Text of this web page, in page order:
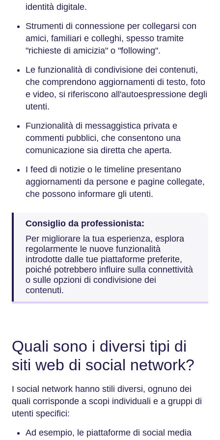
identità digitale.
Strumenti di connessione per collegarsi con
amici, familiari e colleghi, spesso tramite
"richieste di amicizia" o "following".
Le funzionalità di condivisione dei contenuti,
che comprendono aggiornamenti di testo, foto
e video, si riferiscono all'autoespressione degli
utenti.
Funzionalità di messaggistica privata e
commenti pubblici, che consentono una
comunicazione sia diretta che aperta.
I feed di notizie o le timeline presentano
aggiornamenti da persone e pagine collegate,
che possono informare gli utenti.
Consiglio da professionista:
Per migliorare la tua esperienza, esplora
regolarmente le nuove funzionalità
introdotte dalle tue piattaforme preferite,
poiché potrebbero influire sulla connettività
o sulle opzioni di condivisione dei
contenuti.
Quali sono i diversi tipi di
siti web di social network?
I social network hanno stili diversi, ognuno dei
quali corrisponde a scopi individuali e a gruppi di
utenti specifici:
Ad esempio, le piattaforme di social media